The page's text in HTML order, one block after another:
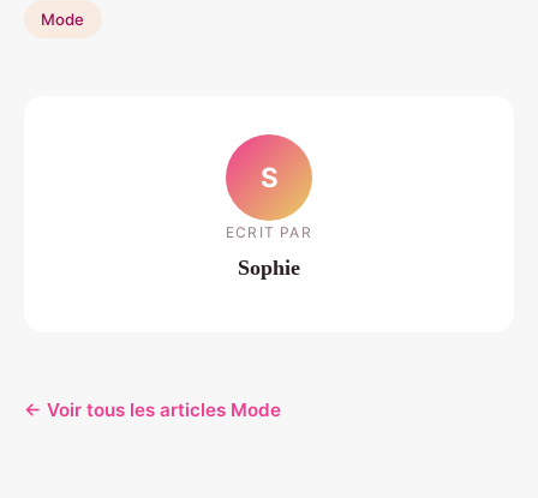
Mode
S
ECRIT PAR
Sophie
← Voir tous les articles Mode